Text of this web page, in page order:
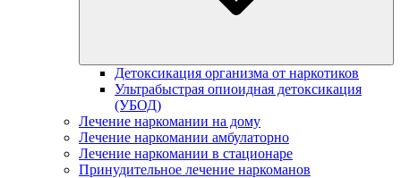
Детоксикация организма от наркотиков
Ультрабыстрая опиоидная детоксикация
(УБОД)
Лечение наркомании на дому
Лечение наркомании амбулаторно
Лечение наркомании в стационаре
Принудительное лечение наркоманов